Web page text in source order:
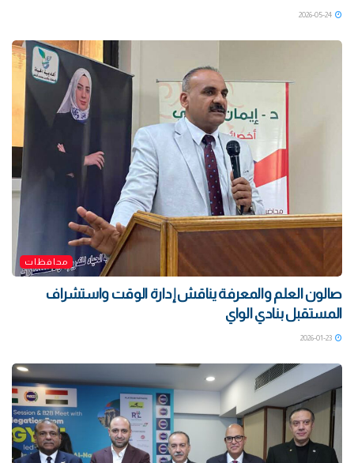
محافظات
صالون العلم والمعرفة يناقش إدارة الوقت واستشراف
المستقبل بنادي الواي